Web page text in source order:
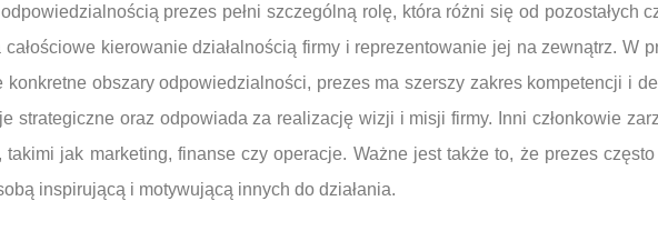
prezes pełni szczególną rolę, która różni się od pozostałych
kierowanie działalnością firmy i reprezentowanie jej na zewnątrz. W
konkretne obszary odpowiedzialności, prezes ma szerszy zakres kompetencji i
strategiczne oraz odpowiada za realizację wizji i misji firmy. Inni członkowie
takimi jak marketing, finanse czy operacje. Ważne jest także to, że prezes często
inspirującą i motywującą innych do działania.